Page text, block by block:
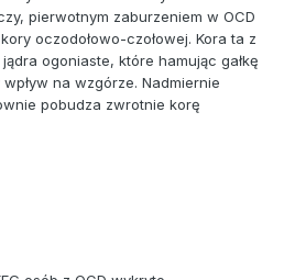
pierwotnym zaburzeniem w OCD
oczodołowo-czołowej. Kora ta z
ogoniaste, które hamując gałkę
na wzgórze. Nadmiernie
pobudza zwrotnie korę